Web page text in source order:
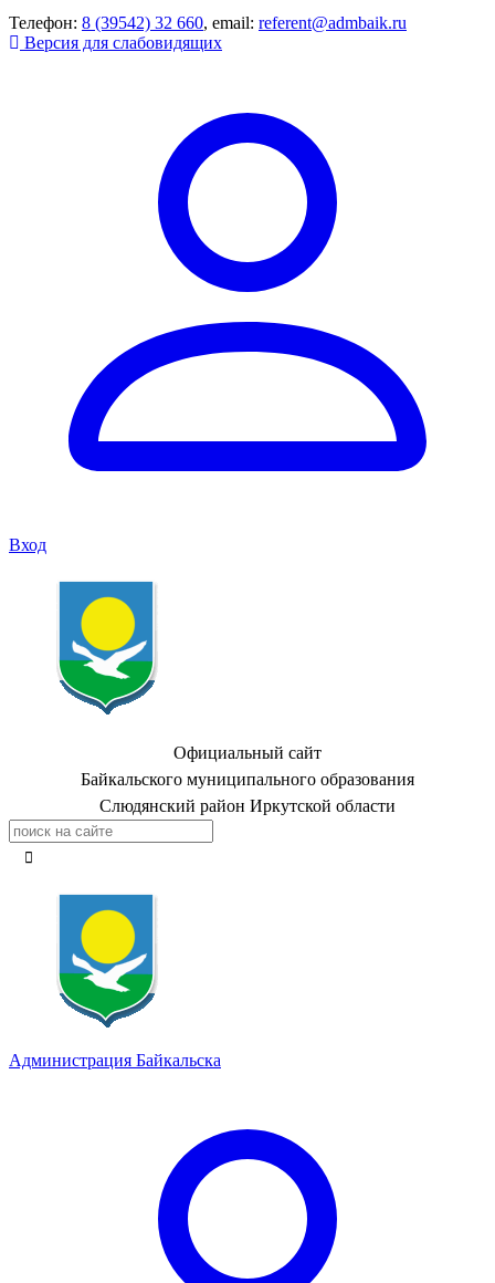
Телефон: 8 (39542) 32 660, email: referent@admbaik.ru
Версия для слабовидящих
Вход
Официальный сайт
Байкальского муниципального образования
Слюдянский район Иркутской области
Администрация Байкальска